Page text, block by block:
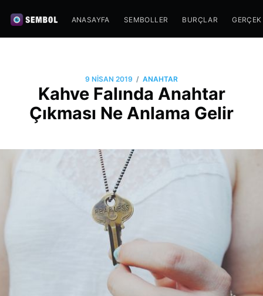
ANASAYFA SEMBOLLER BURÇLAR
9 NISAN 2019 / ANAHTAR
Kahve Falında Anahtar
Çıkması Ne Anlama Gelir